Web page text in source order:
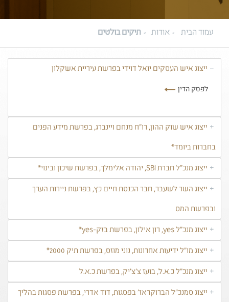
עמוד הבית אודות תיקים בולטים
ייצוג איש העסקים יואל דוידי בפרשת עיריית אשקלון
לפסק הדין
ייצוג איש שוק ההון, רו"ח מנחם ויינברג, בפרשת מידע הפנים
בחברות ביומד*
ייצוג מנכ"ל חברת SBI, יהודה אלימלך, בפרשת שיכון ובינוי*
ייצוג השר לשעבר, חבר הכנסת חיים כץ, בפרשת ניירות הערך
ובפרשת המס
ייצוג מנכ"ל yes, רון אילון, בפרשת בזק-yes*
ייצוג מו"ל ידיעות אחרונות, נוני מוזס, בפרשת תיק 2000*
ייצוג מנכ"ל כ.א.ל, בועז צ'צ'יק, בפרשת כ.א.ל
ייצוג סמנכ"ל הברוקראז' בפסגות, דוד אדרי, בפרשת פסגות בהליך